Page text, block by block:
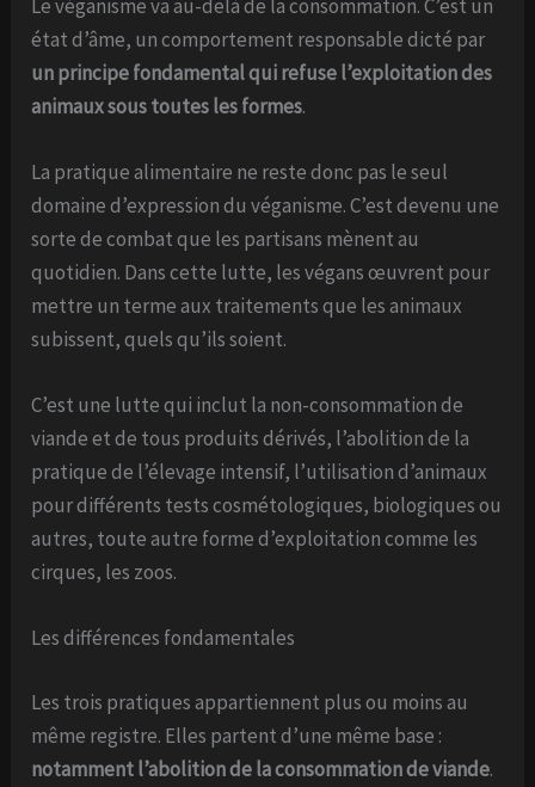
Le véganisme va au-delà de la consommation. C’est un
état d’âme, un comportement responsable dicté par
un principe fondamental qui refuse l’exploitation des
animaux sous toutes les formes.
La pratique alimentaire ne reste donc pas le seul
domaine d’expression du véganisme. C’est devenu une
sorte de combat que les partisans mènent au
quotidien. Dans cette lutte, les végans œuvrent pour
mettre un terme aux traitements que les animaux
subissent, quels qu’ils soient.
C’est une lutte qui inclut la non-consommation de
viande et de tous produits dérivés, l’abolition de la
pratique de l’élevage intensif, l’utilisation d’animaux
pour différents tests cosmétologiques, biologiques ou
autres, toute autre forme d’exploitation comme les
cirques, les zoos.
Les différences fondamentales
Les trois pratiques appartiennent plus ou moins au
même registre. Elles partent d’une même base :
notamment l’abolition de la consommation de viande.